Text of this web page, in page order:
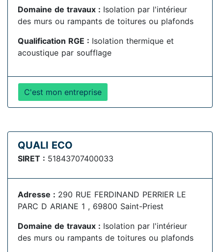
Domaine de travaux : Isolation par l'intérieur
des murs ou rampants de toitures ou plafonds
Qualification RGE : Isolation thermique et
acoustique par soufflage
C'est mon entreprise
QUALI ECO
SIRET : 51843707400033
Adresse : 290 RUE FERDINAND PERRIER LE
PARC D ARIANE 1 , 69800 Saint-Priest
Domaine de travaux : Isolation par l'intérieur
des murs ou rampants de toitures ou plafonds